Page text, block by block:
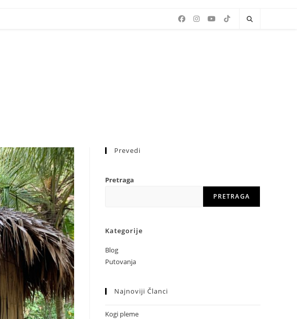
Prevedi
Pretraga
PRETRAGA
Kategorije
Blog
Putovanja
Najnoviji Članci
Kogi pleme